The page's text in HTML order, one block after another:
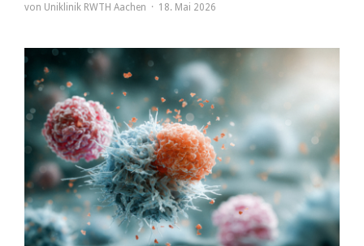
von Uniklinik RWTH Aachen 18. Mai 2026